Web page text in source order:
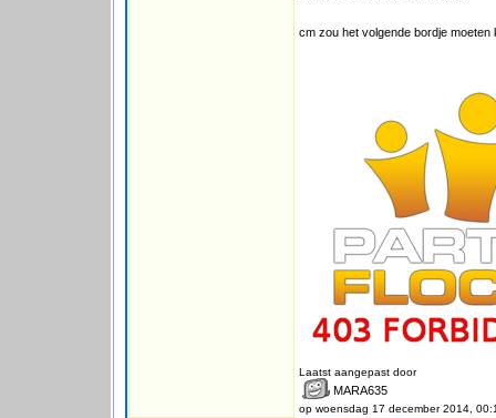
cm zou het volgende bordje
Laatst aangepast door
MARA635
op woensdag 17 december 2014,